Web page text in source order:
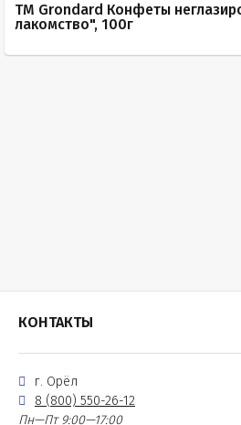
TM Grondard Конфеты
лакомство", 100г
КОНТАКТЫ
г. Орёл
8 (800) 550-26-12
Пн—Пт 9:00—17:00